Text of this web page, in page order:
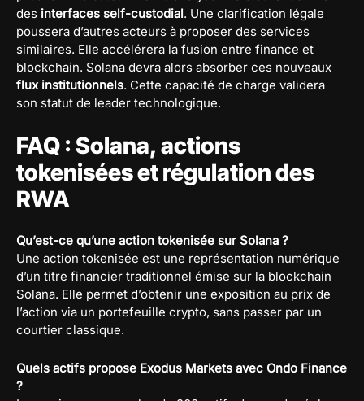
des interfaces self-custodial. Une clarification légale
poussera d’autres acteurs à proposer des services
similaires. Elle accélérera la fusion entre finance et
blockchain. Solana devra alors absorber ces nouveaux
flux institutionnels. Cette capacité de charge validera
son statut de leader technologique.
FAQ : Solana, actions
tokenisées et régulation des
RWA
Qu’est-ce qu’une action tokenisée sur Solana ?
Une action tokenisée est une représentation numérique
d’un titre financier traditionnel émise sur la blockchain
Solana. Elle permet d’obtenir une exposition au prix de
l’action via un portefeuille crypto, sans passer par un
courtier classique.
Quels actifs propose Exodus Markets avec Ondo Finance
?